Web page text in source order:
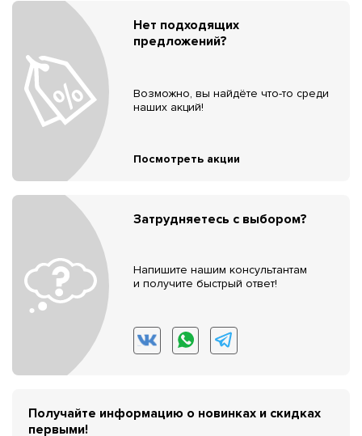
Нет подходящих
предложений?
Возможно, вы найдёте что-то среди
наших акций!
Посмотреть акции
Затрудняетесь с выбором?
Напишите нашим консультантам
и получите быстрый ответ!
Получайте информацию о новинках и скидках
первыми!